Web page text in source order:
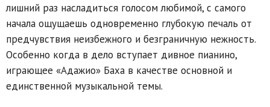
лишний раз насладиться голосом любимой, с самого
начала ощущаешь одновременно глубокую печаль от
предчувствия неизбежного и безграничную нежность.
Особенно когда в дело вступает дивное пианино,
играющее «Адажио» Баха в качестве основной и
единственной музыкальной темы.